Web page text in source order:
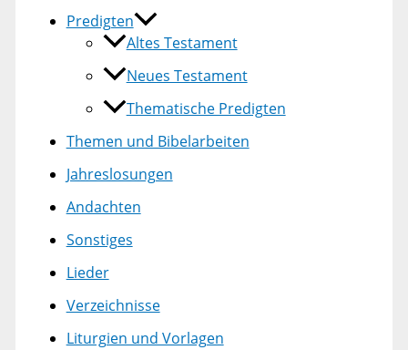
Predigten
Altes Testament
Neues Testament
Thematische Predigten
Themen und Bibelarbeiten
Jahreslosungen
Andachten
Sonstiges
Lieder
Verzeichnisse
Liturgien und Vorlagen